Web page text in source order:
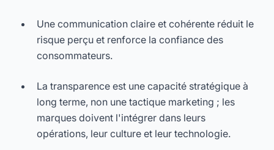
Une communication claire et cohérente réduit le
risque perçu et renforce la confiance des
consommateurs.
La transparence est une capacité stratégique à
long terme, non une tactique marketing ; les
marques doivent l'intégrer dans leurs
opérations, leur culture et leur technologie.